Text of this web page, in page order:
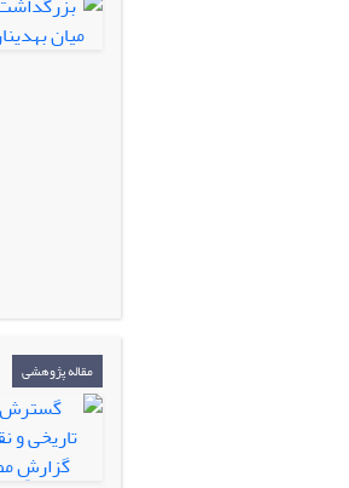
مقاله پژوهشی